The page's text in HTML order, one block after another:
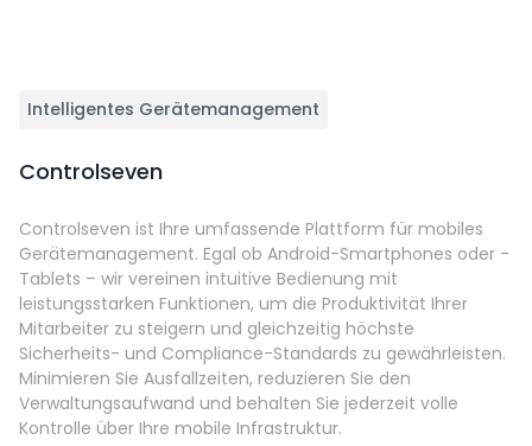
Intelligentes Gerätemanagement
Controlseven
Controlseven ist Ihre umfassende Plattform für mobiles
Gerätemanagement. Egal ob Android-Smartphones oder -
Tablets – wir vereinen intuitive Bedienung mit
leistungsstarken Funktionen, um die Produktivität Ihrer
Mitarbeiter zu steigern und gleichzeitig höchste
Sicherheits- und Compliance-Standards zu gewährleisten.
Minimieren Sie Ausfallzeiten, reduzieren Sie den
Verwaltungsaufwand und behalten Sie jederzeit volle
Kontrolle über Ihre mobile Infrastruktur.